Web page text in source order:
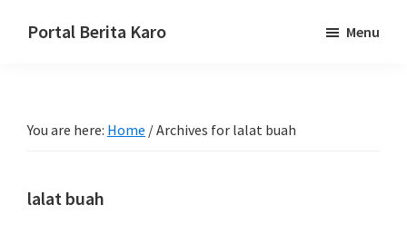
Portal Berita Karo
Karo,
Karo.
Menu
You are here: Home /Archives for lalat buah
lalat buah